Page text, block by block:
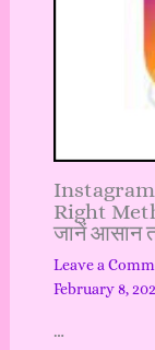
Right
जानें आसान
Leave a
February 8,
…